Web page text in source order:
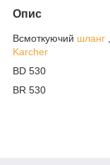
Опис
Всмоткуючий шланг
Karcher
BD 530
BR 530